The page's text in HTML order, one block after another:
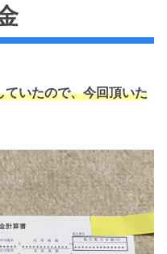
いたので、今回頂いた